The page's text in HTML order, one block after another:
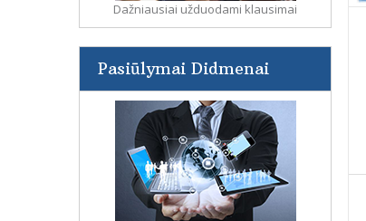
Dažniausiai užduodami klausimai
Pasiūlymai Didmenai